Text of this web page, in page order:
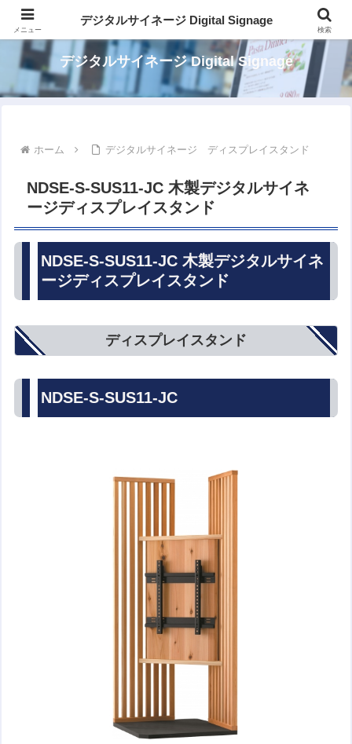
パッケージでカンタン デジタルサイネージ
デジタルサイネージ Digital Signage
ホーム デジタルサイネージ ディスプレイスタンド
NDSE-S-SUS11-JC 木製デジタルサイネ
ージディスプレイスタンド
NDSE-S-SUS11-JC 木製デジタルサイネ
ージディスプレイスタンド
ディスプレイスタンド
NDSE-S-SUS11-JC
メニュー
デジタルサイネージ Digital Signage
検索